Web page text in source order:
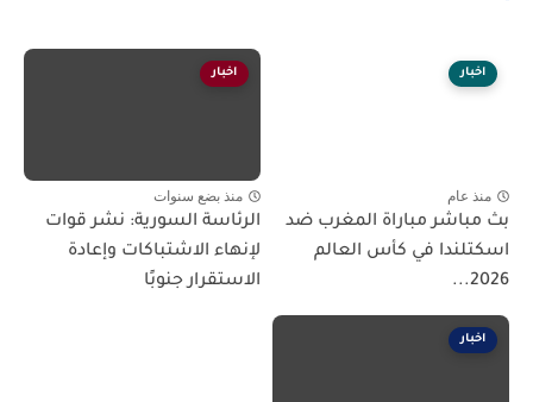
اخبار
منذ عام
بث مباشر مباراة المغرب ضد
اسكتلندا في كأس العالم
2026...
اخبار
منذ بضع سنوات
الرئاسة السورية: نشر قوات
لإنهاء الاشتباكات وإعادة
الاستقرار جنوبًا
اخبار